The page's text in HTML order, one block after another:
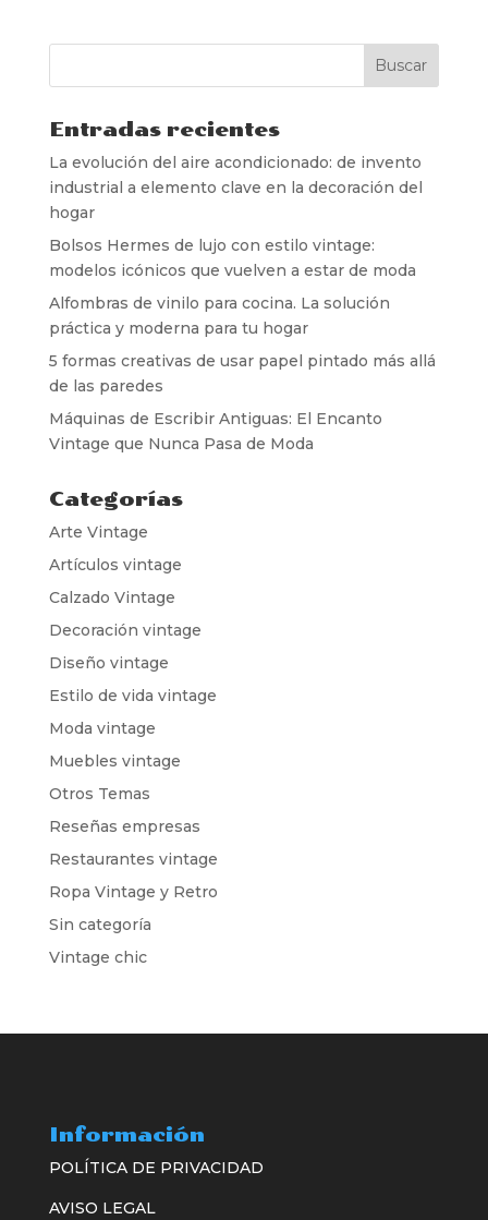
Entradas recientes
La evolución del aire acondicionado: de invento
industrial a elemento clave en la decoración del
hogar
Bolsos Hermes de lujo con estilo vintage:
modelos icónicos que vuelven a estar de moda
Alfombras de vinilo para cocina. La solución
práctica y moderna para tu hogar
5 formas creativas de usar papel pintado más allá
de las paredes
Máquinas de Escribir Antiguas: El Encanto
Vintage que Nunca Pasa de Moda
Categorías
Arte Vintage
Artículos vintage
Calzado Vintage
Decoración vintage
Diseño vintage
Estilo de vida vintage
Moda vintage
Muebles vintage
Otros Temas
Reseñas empresas
Restaurantes vintage
Ropa Vintage y Retro
Sin categoría
Vintage chic
Información
POLÍTICA DE PRIVACIDAD
AVISO LEGAL